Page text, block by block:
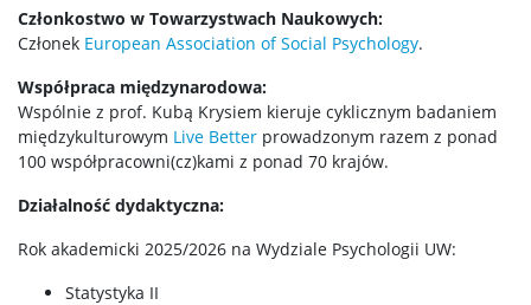
Członkostwo w Towarzystwach Naukowych:
Członek European Association of Social Psychology.
Współpraca międzynarodowa:
Wspólnie z prof. Kubą Krysiem kieruje cyklicznym badaniem
międzykulturowym Live Better prowadzonym razem z ponad
100 współpracowni(cz)kami z ponad 70 krajów.
Działalność dydaktyczna:
Rok akademicki 2025/2026 na Wydziale Psychologii UW:
Statystyka II